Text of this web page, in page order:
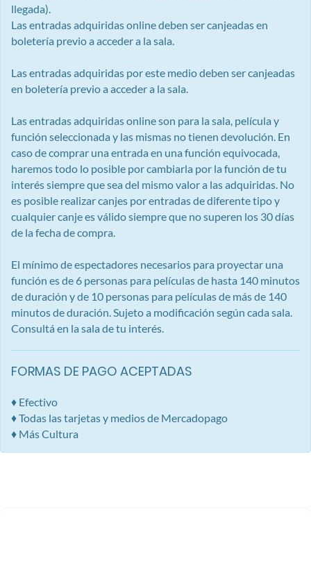
llegada).
Las entradas adquiridas online deben ser canjeadas en
boletería previo a acceder a la sala.
Las entradas adquiridas por este medio deben ser canjeadas
en boletería previo a acceder a la sala.
Las entradas adquiridas online son para la sala, película y
función seleccionada y las mismas no tienen devolución. En
caso de comprar una entrada en una función equivocada,
haremos todo lo posible por cambiarla por la función de tu
interés siempre que sea del mismo valor a las adquiridas. No
es posible realizar canjes por entradas de diferente tipo y
cualquier canje es válido siempre que no superen los 30 días
de la fecha de compra.
El mínimo de espectadores necesarios para proyectar una
función es de 6 personas para películas de hasta 140 minutos
de duración y de 10 personas para películas de más de 140
minutos de duración. Sujeto a modificación según cada sala.
Consultá en la sala de tu interés.
FORMAS DE PAGO ACEPTADAS
♦ Efectivo
♦ Todas las tarjetas y medios de Mercadopago
♦ Más Cultura